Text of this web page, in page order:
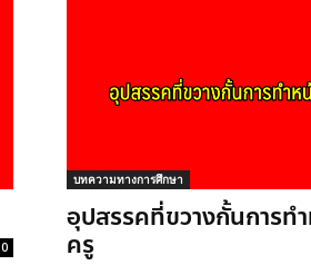
0
บทความทางการศึกษา
อุปสรรคที่ขวางกั้นการท
ครู